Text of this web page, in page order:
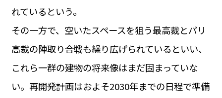
れているという。
その一方で、空いたスペースを狙う最高裁とパリ
高裁の陣取り合戦も繰り広げられているといい、
これら一群の建物の将来像はまだ固まっていな
い。再開発計画はおよそ2030年までの日程で準備